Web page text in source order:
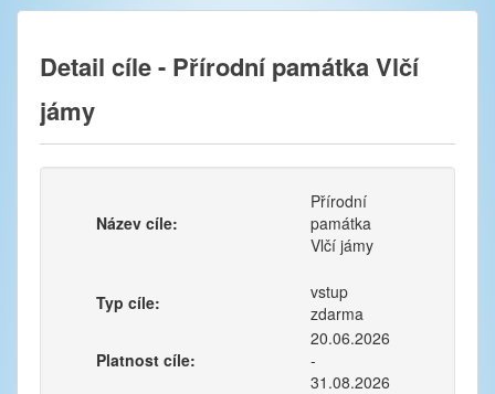
Detail cíle - Přírodní památka Vlčí
jámy
Název cíle:
Přírodní
památka
Vlčí jámy
Typ cíle:
vstup
zdarma
Platnost cíle:
20.06.2026
-
31.08.2026